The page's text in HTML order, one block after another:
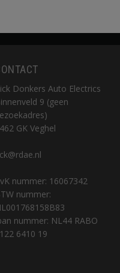
Donkers Auto Electrics
9 (geen
GK Veghel
nummer: 16067342
nummer:
nummer: NL44 RABO
6410 19